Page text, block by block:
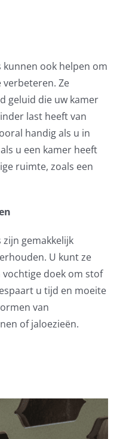
ook helpen om
verbeteren. Ze
geluid die uw kamer
last heeft van
handig als u in
u een kamer heeft
ruimte, zoals een
gemakkelijk
U kunt ze
doek om stof
u tijd en moeite
van
of jaloezieën.